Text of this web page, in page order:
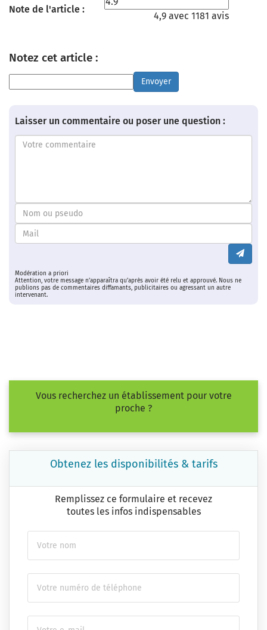
Note de l'article :
4,9 avec 1181 avis
Notez cet article :
Envoyer
Laisser un commentaire ou poser une question :
Modération a priori
Attention, votre message n’apparaîtra qu’après avoir été relu et approuvé. Nous ne
publions pas de commentaires diffamants, publicitaires ou agressant un autre
intervenant.
Vous recherchez un établissement pour votre
proche ?
Obtenez les disponibilités & tarifs
Remplissez ce formulaire et recevez
toutes les infos indispensables